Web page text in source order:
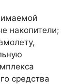
накопители;
средства